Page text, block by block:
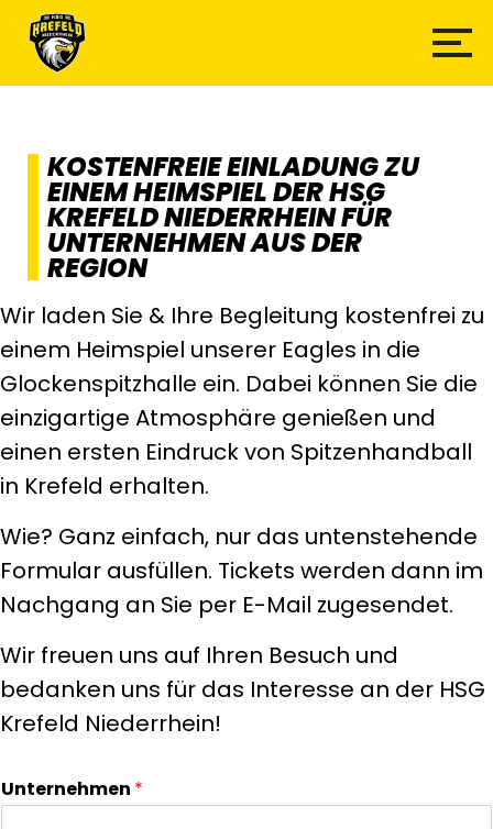
KOSTENFREIE EINLADUNG ZU
EINEM HEIMSPIEL DER HSG
KREFELD NIEDERRHEIN FÜR
UNTERNEHMEN AUS DER
REGION
Wir laden Sie & Ihre Begleitung kostenfrei zu
einem Heimspiel unserer Eagles in die
Glockenspitzhalle ein. Dabei können Sie die
einzigartige Atmosphäre genießen und
einen ersten Eindruck von Spitzenhandball
in Krefeld erhalten.
Wie? Ganz einfach, nur das untenstehende
Formular ausfüllen. Tickets werden dann im
Nachgang an Sie per E-Mail zugesendet.
Wir freuen uns auf Ihren Besuch und
bedanken uns für das Interesse an der HSG
Krefeld Niederrhein!
Unternehmen *